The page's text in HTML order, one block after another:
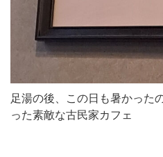
足湯の後、この日も暑かった
った素敵な古民家カフェ